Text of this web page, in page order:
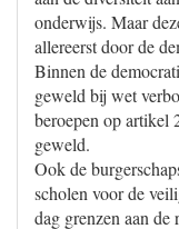
onderwijs. Maar
allereerst door de
Binnen de
geweld bij wet
beroepen op artikel
geweld.
Ook de
scholen voor de
dag grenzen aan de